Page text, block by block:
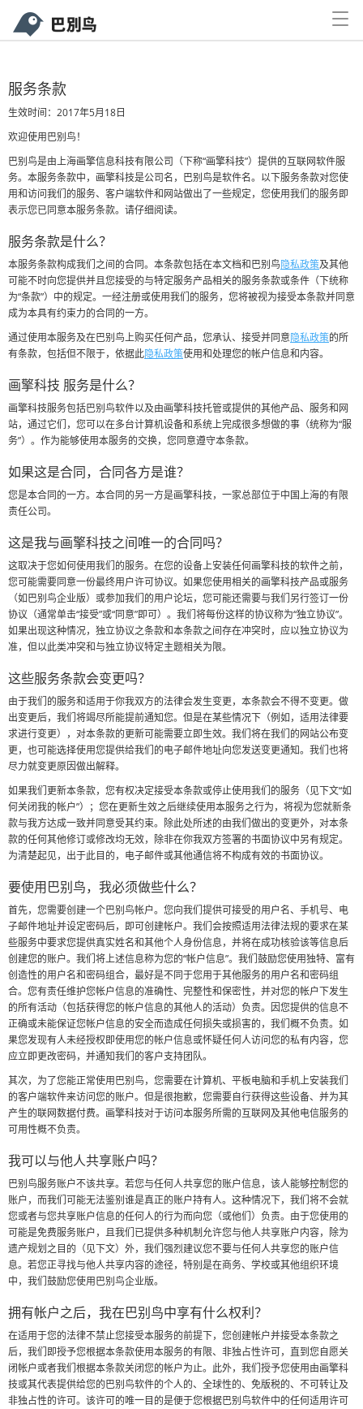
Personal Edition
applies to individual users
Professional
Enterprise Public Cloud Edition
SME sub-rights management
large enterprises, government agencies, schools of
IT and management
management and use across the enterprise
Security and Compliance
comprehensive protection for your digital assets
Babel birds client
edit documents, maps and disk synchronization
workflow support
discussion and approval, streamline workflow
customized service
Babel customize your own birds
API interface to integrate applications
can integrate a number of applications, so network
Function
Price
Solutions
Downloads
blog
Nest AI
Sign up
服务条款
生效时间：2017年5月18日
欢迎使用巴别鸟！
巴别鸟是由上海画擎信息科技有限公司（下称“画擎科技”）提供的互联网软件服
务。本服务条款中，画擎科技是公司名，巴别鸟是软件名。以下服务条款对您使
用和访问我们的服务、客户端软件和网站做出了一些规定，您使用我们的服务即
表示您已同意本服务条款。请仔细阅读。
服务条款是什么？
本服务条款构成我们之间的合同。本条款包括在本文档和巴别鸟隐私政策及其他
可能不时向您提供并且您接受的与特定服务产品相关的服务条款或条件（下统称
为“条款”）中的规定。一经注册或使用我们的服务，您将被视为接受本条款并同意
成为本具有约束力的合同的一方。
通过使用本服务及在巴别鸟上购买任何产品，您承认、接受并同意隐私政策的所
有条款，包括但不限于，依据此隐私政策使用和处理您的帐户信息和内容。
画擎科技 服务是什么？
画擎科技服务包括巴别鸟软件以及由画擎科技托管或提供的其他产品、服务和网
站，通过它们，您可以在多台计算机设备和系统上完成很多想做的事（统称为“服
务”）。作为能够使用本服务的交换，您同意遵守本条款。
如果这是合同，合同各方是谁？
您是本合同的一方。本合同的另一方是画擎科技，一家总部位于中国上海的有限
责任公司。
这是我与画擎科技之间唯一的合同吗？
这取决于您如何使用我们的服务。在您的设备上安装任何画擎科技的软件之前，
您可能需要同意一份最终用户许可协议。如果您使用相关的画擎科技产品或服务
（如巴别鸟企业版）或参加我们的用户论坛，您可能还需要与我们另行签订一份
协议（通常单击“接受”或“同意”即可）。我们将每份这样的协议称为“独立协议”。
如果出现这种情况，独立协议之条款和本条款之间存在冲突时，应以独立协议为
准，但以此类冲突和与独立协议特定主题相关为限。
这些服务条款会变更吗？
由于我们的服务和适用于你我双方的法律会发生变更，本条款会不得不变更。做
出变更后，我们将竭尽所能提前通知您。但是在某些情况下（例如，适用法律要
求进行变更），对本条款的更新可能需要立即生效。我们将在我们的网站公布变
更，也可能选择使用您提供给我们的电子邮件地址向您发送变更通知。我们也将
尽力就变更原因做出解释。
如果我们更新本条款，您有权决定接受本条款或停止使用我们的服务（见下文“如
何关闭我的帐户”）；您在更新生效之后继续使用本服务之行为，将视为您就新条
款与我方达成一致并同意受其约束。除此处所述的由我们做出的变更外，对本条
款的任何其他修订或修改均无效，除非在你我双方签署的书面协议中另有规定。
为清楚起见，出于此目的，电子邮件或其他通信将不构成有效的书面协议。
要使用巴别鸟，我必须做些什么？
首先，您需要创建一个巴别鸟帐户。您向我们提供可接受的用户名、手机号、电
子邮件地址并设定密码后，即可创建帐户。我们会按照适用法律法规的要求在某
些服务中要求您提供真实姓名和其他个人身份信息，并将在成功核验该等信息后
创建您的账户。我们将上述信息称为您的“帐户信息”。我们鼓励您使用独特、富有
创造性的用户名和密码组合，最好是不同于您用于其他服务的用户名和密码组
合。您有责任维护您帐户信息的准确性、完整性和保密性，并对您的帐户下发生
的所有活动（包括获得您的帐户信息的其他人的活动）负责。因您提供的信息不
正确或未能保证您帐户信息的安全而造成任何损失或损害的，我们概不负责。如
果您发现有人未经授权即使用您的帐户信息或怀疑任何人访问您的私有内容，您
应立即更改密码，并通知我们的客户支持团队。
其次，为了您能正常使用巴别鸟，您需要在计算机、平板电脑和手机上安装我们
的客户端软件来访问您的账户。但是很抱歉，您需要自行获得这些设备、并为其
产生的联网数据付费。画擎科技对于访问本服务所需的互联网及其他电信服务的
可用性概不负责。
我可以与他人共享账户吗？
巴别鸟服务账户不该共享。若您与任何人共享您的账户信息，该人能够控制您的
账户，而我们可能无法鉴别谁是真正的账户持有人。这种情况下，我们将不会就
您或者与您共享账户信息的任何人的行为而向您（或他们）负责。由于您使用的
可能是免费服务账户，且我们已提供多种机制允许您与他人共享账户内容，除为
遗产规划之目的（见下文）外，我们强烈建议您不要与任何人共享您的账户信
息。若您正寻找与他人共享内容的途径，特别是在商务、学校或其他组织环境
中，我们鼓励您使用巴别鸟企业版。
拥有帐户之后，我在巴别鸟中享有什么权利？
在适用于您的法律不禁止您接受本服务的前提下，您创建帐户并接受本条款之
后，我们即授予您根据本条款使用本服务的有限、非独占性许可，直到您自愿关
闭帐户或者我们根据本条款关闭您的帐户为止。此外，我们授予您使用由画擎科
技或其代表提供给您的巴别鸟软件的个人的、全球性的、免版税的、不可转让及
非独占性的许可。该许可的唯一目的是便于您根据巴别鸟软件中的任何适用许可